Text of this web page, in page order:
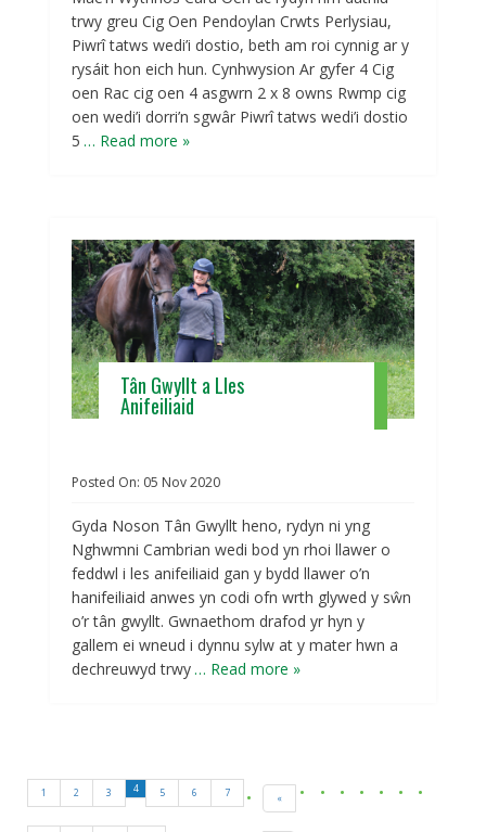
trwy greu Cig Oen Pendoylan Crwts Perlysiau,
Piwrî tatws wedi’i dostio, beth am roi cynnig ar y
rysáit hon eich hun. Cynhwysion Ar gyfer 4 Cig
oen Rac cig oen 4 asgwrn 2 x 8 owns Rwmp cig
oen wedi’i dorri’n sgwâr Piwrî tatws wedi’i dostio
5 … Read more »
Tân Gwyllt a Lles
Anifeiliaid
Posted On: 05 Nov2020
Gyda Noson Tân Gwyllt heno, rydyn ni yng
Nghwmni Cambrian wedi bod yn rhoi llawer o
feddwl i les anifeiliaid gan y bydd llawer o’n
hanifeiliaid anwes yn codi ofn wrth glywed y sŵn
o’r tân gwyllt. Gwnaethom drafod yr hyn y
gallem ei wneud i dynnu sylw at y mater hwn a
dechreuwyd trwy… Read more »
«
1 2 3 4 5 6 7